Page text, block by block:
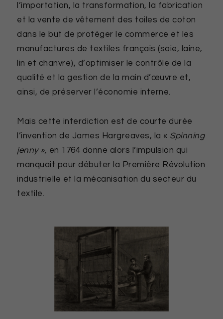
l’importation, la transformation, la fabrication
et la vente de vêtement des toiles de coton
dans le but de protéger le commerce et les
manufactures de textiles français (soie, laine,
lin et chanvre), d’optimiser le contrôle de la
qualité et la gestion de la main d’œuvre et,
ainsi, de préserver l’économie interne.
Mais cette interdiction est de courte durée
l’invention de James Hargreaves, la « Spinning
jenny », en 1764 donne alors l’impulsion qui
manquait pour débuter la Première Révolution
industrielle et la mécanisation du secteur du
textile.